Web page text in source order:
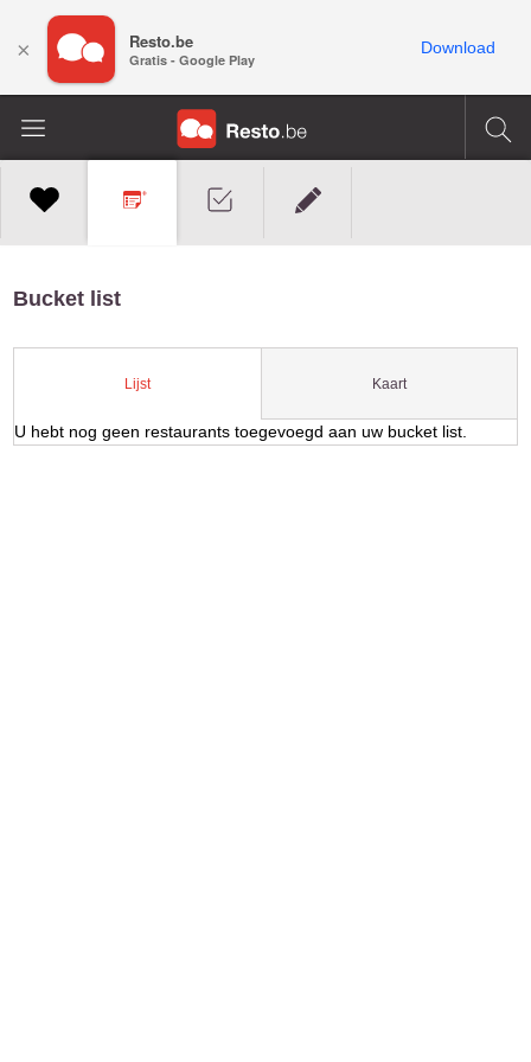
Bucket list
Lijst Kaart
U hebt nog geen restaurants toegevoegd aan uw bucket list.
× Resto.be
Gratis - Google Play
Download